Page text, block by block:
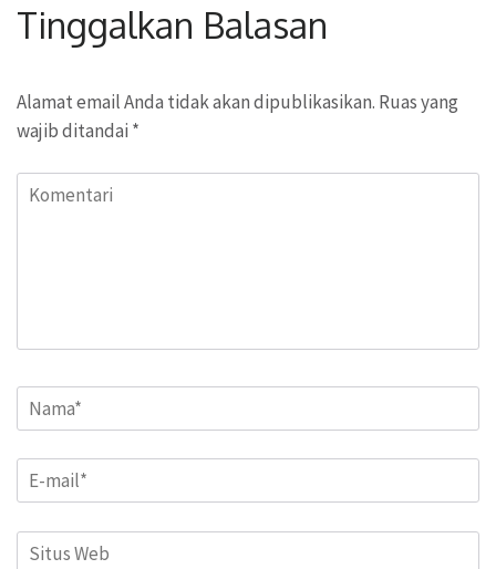
Tinggalkan Balasan
Alamat email Anda tidak akan dipublikasikan. Ruas yang
wajib ditandai *
Komentari
Name*
Email*
Situs